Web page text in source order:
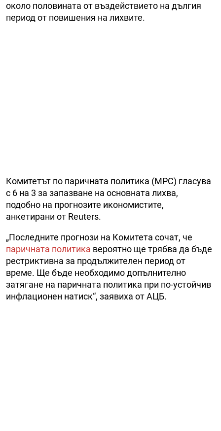
около половината от въздействието на дългия
период от повишения на лихвите.
Комитетът по паричната политика (MPC) гласува
с 6 на 3 за запазване на основната лихва,
подобно на прогнозите икономистите,
анкетирани от Reuters.
„Последните прогнози на Комитета сочат, че
паричната политика вероятно ще трябва да бъде
рестриктивна за продължителен период от
време. Ще бъде необходимо допълнително
затягане на паричната политика при по-устойчив
инфлационен натиск“, заявиха от АЦБ.